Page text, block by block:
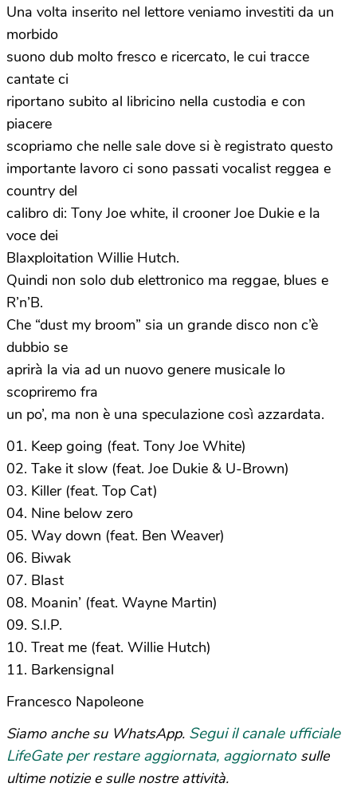
Una volta inserito nel lettore veniamo investiti da un
morbido
suono dub molto fresco e ricercato, le cui tracce
cantate ci
riportano subito al libricino nella custodia e con
piacere
scopriamo che nelle sale dove si è registrato questo
importante lavoro ci sono passati vocalist reggea e
country del
calibro di: Tony Joe white, il crooner Joe Dukie e la
voce dei
Blaxploitation Willie Hutch.
Quindi non solo dub elettronico ma reggae, blues e
R’n’B.
Che “dust my broom” sia un grande disco non c’è
dubbio se
aprirà la via ad un nuovo genere musicale lo
scopriremo fra
un po’, ma non è una speculazione così azzardata.
01. Keep going (feat. Tony Joe White)
02. Take it slow (feat. Joe Dukie & U-Brown)
03. Killer (feat. Top Cat)
04. Nine below zero
05. Way down (feat. Ben Weaver)
06. Biwak
07. Blast
08. Moanin’ (feat. Wayne Martin)
09. S.I.P.
10. Treat me (feat. Willie Hutch)
11. Barkensignal
Francesco Napoleone
Siamo anche su WhatsApp. Segui il canale ufficiale
LifeGate per restare aggiornata, aggiornato sulle
ultime notizie e sulle nostre attività.